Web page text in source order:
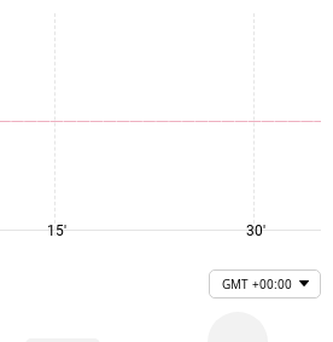
15' 30'
GMT +00:00